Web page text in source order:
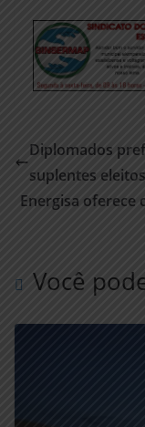
Diplomados
suplentes
Energisa oferece
Você